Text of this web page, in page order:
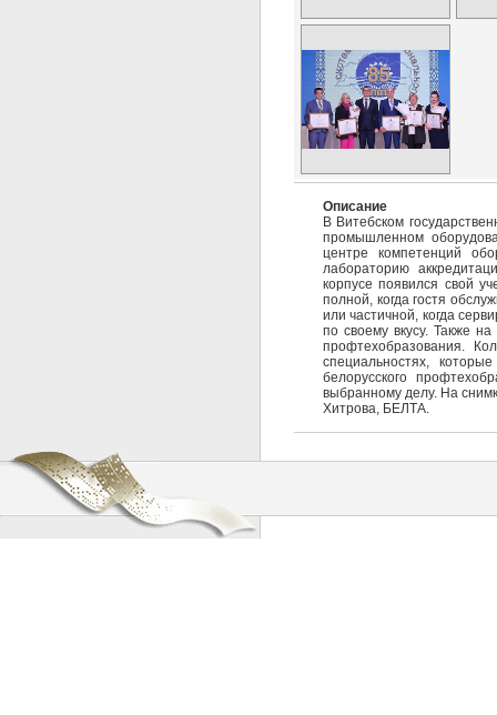
Описание
В Витебском
промышленном
центре компетенций
лабораторию
корпусе появился свой
полной, когда гостя
или частичной, когда
по своему вкусу. Также
профтехобразования.
специальностях,
белорусского
выбранному делу. На
Хитрова, БЕЛТА.